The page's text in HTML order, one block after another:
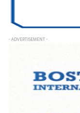
- ADVERTISEMENT -